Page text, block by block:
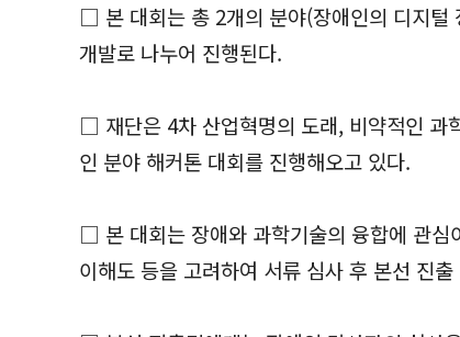
□ 본 대회는 총 2개의 분야(장애인의 디지털
개발로 나누어 진행된다.
□ 재단은 4차 산업혁명의 도래, 비약적인 과
인 분야 해커톤 대회를 진행해오고 있다.
□ 본 대회는 장애와 과학기술의 융합에 관심
이해도 등을 고려하여 서류 심사 후 본선 진